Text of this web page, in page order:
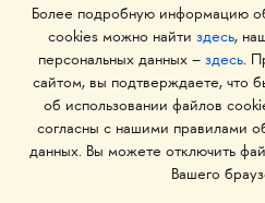
входят в состав
совещательных
и правительстве
лидерами мнений по
вопросам в сфере
социальной
Более подробную информацию
cookies можно найти здесь,
персональных данных – здесь.
сайтом, вы подтверждаете, что
об использовании файлов
согласны с нашими правилами
данных. Вы можете отключить
Вашего